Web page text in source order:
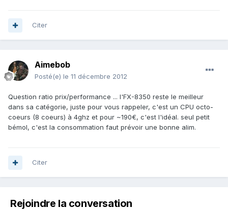
Citer
Aimebob
Posté(e) le 11 décembre 2012
Question ratio prix/performance ... l'FX-8350 reste le meilleur
dans sa catégorie, juste pour vous rappeler, c'est un CPU octo-
coeurs (8 coeurs) à 4ghz et pour ~190€, c'est l'idéal. seul petit
bémol, c'est la consommation faut prévoir une bonne alim.
Citer
Rejoindre la conversation